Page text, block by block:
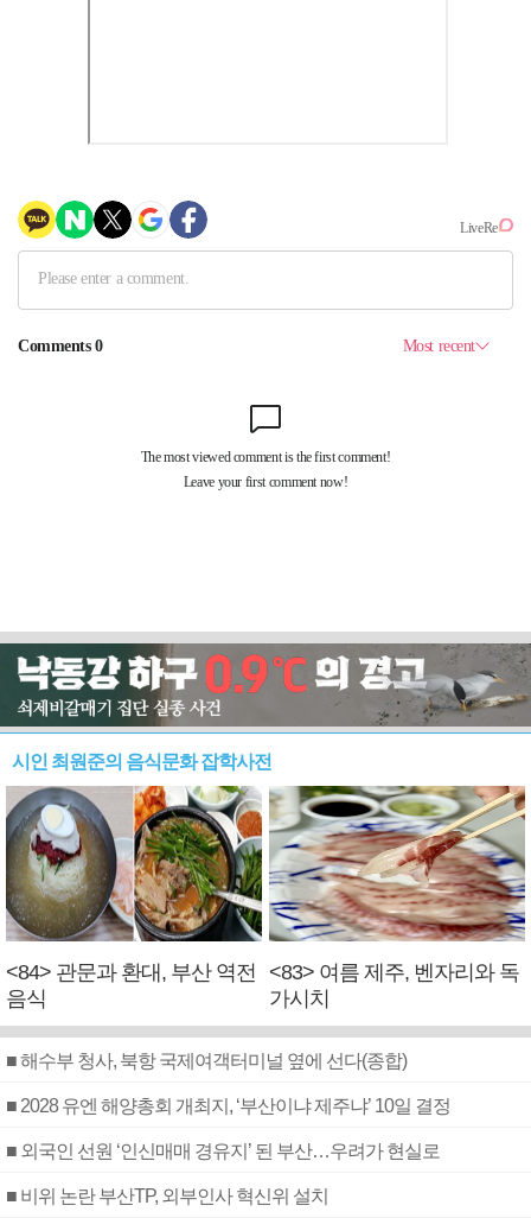
시인 최원준의 음식문화 잡학사전
<84> 관문과 환대, 부산 역전
음식
<83> 여름 제주, 벤자리와 독
가시치
■ 해수부 청사, 북항 국제여객터미널 옆에 선다(종합)
■ 2028 유엔 해양총회 개최지, ‘부산이냐 제주냐’ 10일 결정
■ 외국인 선원 ‘인신매매 경유지’ 된 부산…우려가 현실로
■ 비위 논란 부산TP, 외부인사 혁신위 설치